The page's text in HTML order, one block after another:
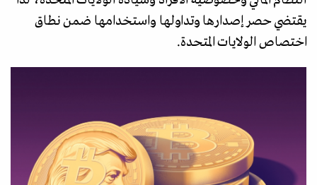
يقتضي حصر إصدارها وتداولها واستخدامها ضمن نطاق
اختصاص الولايات المتحدة.